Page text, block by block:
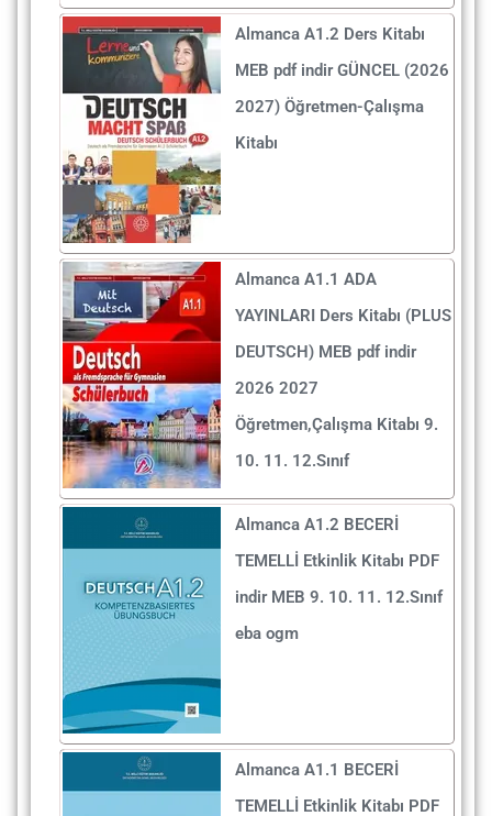
Almanca A1.2 Ders Kitabı
MEB pdf indir GÜNCEL (2026
2027) Öğretmen-Çalışma
Kitabı
Almanca A1.1 ADA
YAYINLARI Ders Kitabı (PLUS
DEUTSCH) MEB pdf indir
2026 2027
Öğretmen,Çalışma Kitabı 9.
10. 11. 12.Sınıf
Almanca A1.2 BECERİ
TEMELLİ Etkinlik Kitabı PDF
indir MEB 9. 10. 11. 12.Sınıf
eba ogm
Almanca A1.1 BECERİ
TEMELLİ Etkinlik Kitabı PDF